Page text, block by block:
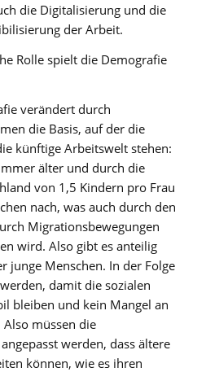
die Digitalisierung und die
der Arbeit.
Rolle spielt die Demografie
verändert durch
die Basis, auf der die
künftige Arbeitswelt stehen:
älter und durch die
von 1,5 Kindern pro Frau
nach, was auch durch den
Migrationsbewegungen
wird. Also gibt es anteilig
junge Menschen. In der Folge
damit die sozialen
bleiben und kein Mangel an
müssen die
werden, dass ältere
können, wie es ihren